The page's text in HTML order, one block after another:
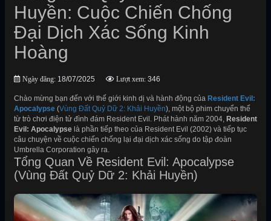
Huyền: Cuộc Chiến Chống
Đại Dịch Xác Sống Kinh
Hoàng
Ngày đăng: 18/07/2025 Lượt xem: 346
Chào mừng bạn đến với thế giới kinh dị và hành động của Resident Evil:
Apocalypse (Vùng Đất Quỷ Dữ 2: Khải Huyền), một bộ phim chuyển thể
từ trò chơi điện tử đình đám Resident Evil. Phát hành năm 2004, Resident
Evil: Apocalypse là phần tiếp theo của Resident Evil (2002) và tiếp tục
câu chuyện về cuộc chiến chống lại đại dịch xác sống do tập đoàn
Umbrella Corporation gây ra.
Tổng Quan Về Resident Evil: Apocalypse
(Vùng Đất Quỷ Dữ 2: Khải Huyền)